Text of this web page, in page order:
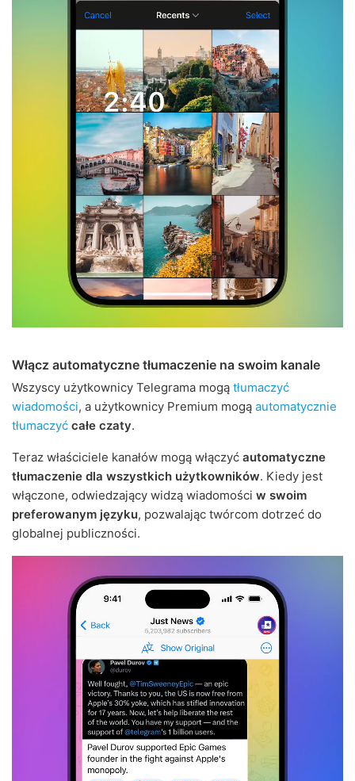
Włącz automatyczne tłumaczenie na swoim kanale
Wszyscy użytkownicy Telegrama mogą tłumaczyć
wiadomości, a użytkownicy Premium mogą automatycznie
tłumaczyć całe czaty.
Teraz właściciele kanałów mogą włączyć automatyczne
tłumaczenie dla wszystkich użytkowników. Kiedy jest
włączone, odwiedzający widzą wiadomości w swoim
preferowanym języku, pozwalając twórcom dotrzeć do
globalnej publiczności.